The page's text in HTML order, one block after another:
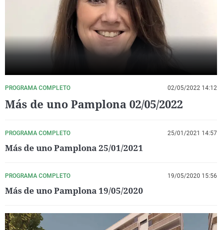
La rosa de los vientos
Gente viajera
Como el perro y el
Caso
Retornados
Equipo de
Operación Viuda
Extremadura
Galicia
La Rioja
País Vasco
Virales
Televisión
Elecciones
PROGRAMA COMPLETO 02/05/2022 14:12
Más de uno Pamplona 02/05/2022
PROGRAMA COMPLETO 25/01/2021 14:57
Más de uno Pamplona 25/01/2021
PROGRAMA COMPLETO 19/05/2020 15:56
Más de uno Pamplona 19/05/2020